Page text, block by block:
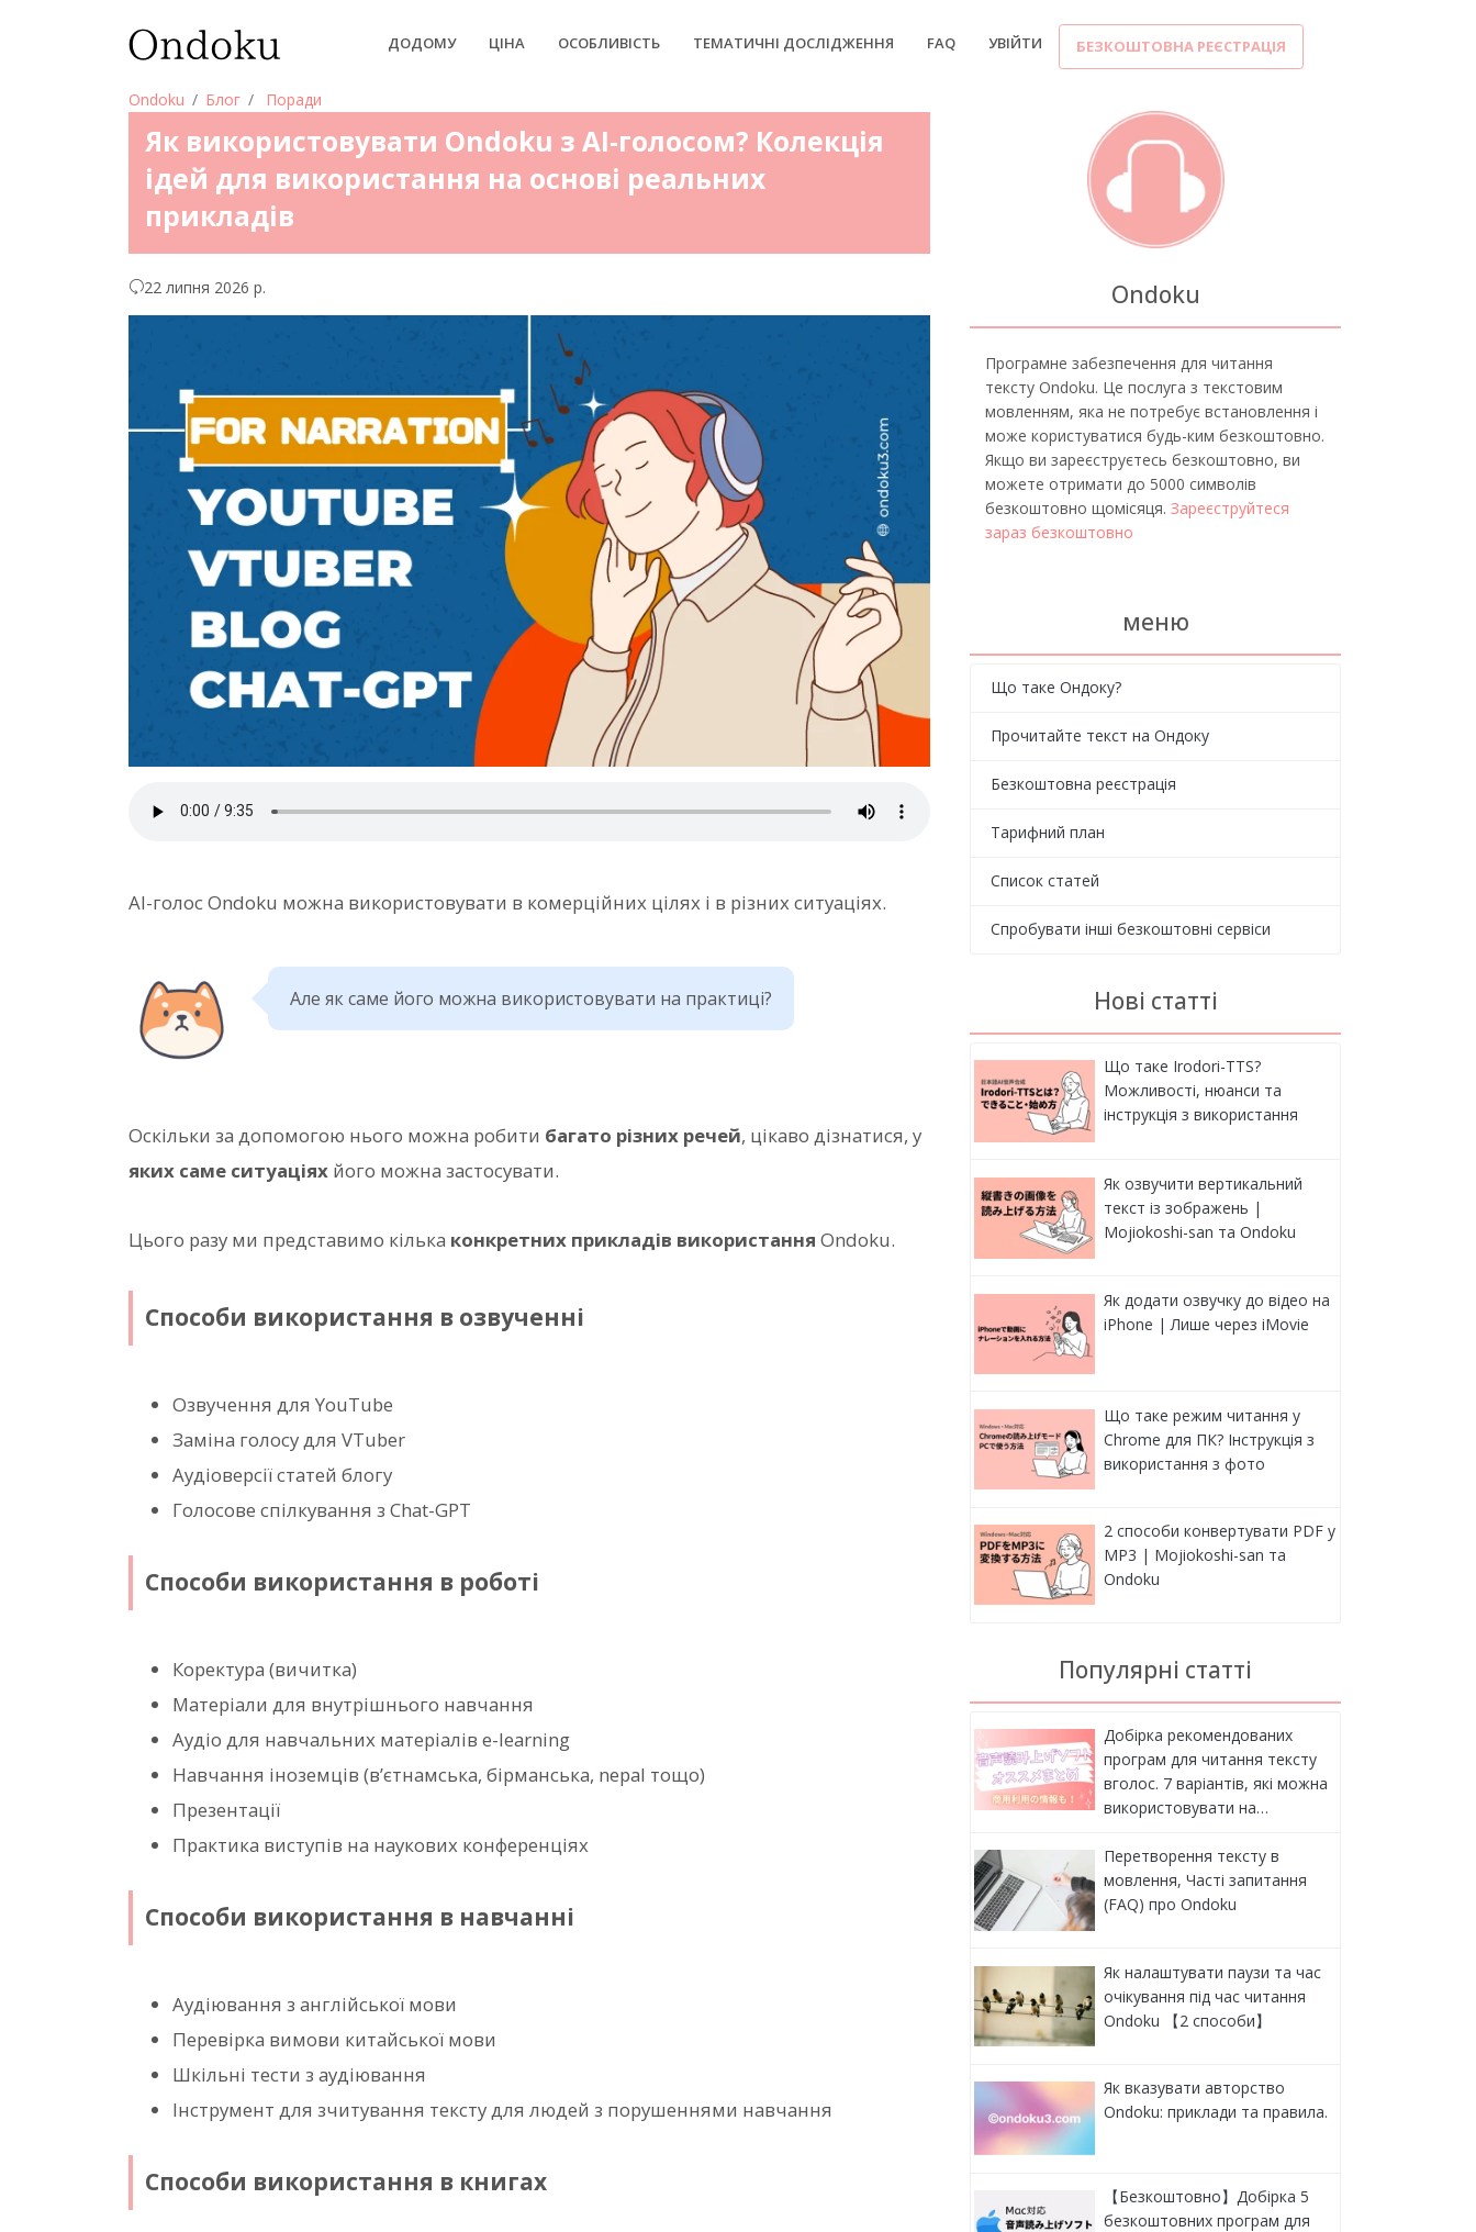
ДОДОМУ ЦІНА ОСОБЛИВІСТЬ ТЕМАТИЧНІ ДОСЛІДЖЕННЯ FAQ УВІЙТИ БЕЗКОШТОВНА РЕЄСТРАЦІЯ
Ondoku Блог Поради
Як використовувати Ondoku з AI-голосом? Колекція
ідей для використання на основі реальних
прикладів
22 липня 2026 р.
AI-голос Ondoku можна використовувати в комерційних цілях і в різних ситуаціях.
Але як саме його можна використовувати на практиці?
Оскільки за допомогою нього можна робити багато різних речей, цікаво дізнатися, у
яких саме ситуаціях його можна застосувати.
Цього разу ми представимо кілька конкретних прикладів використання Ondoku.
Способи використання в озвученні
Озвучення для YouTube
Заміна голосу для VTuber
Аудіоверсії статей блогу
Голосове спілкування з Chat-GPT
Способи використання в роботі
Коректура (вичитка)
Матеріали для внутрішнього навчання
Аудіо для навчальних матеріалів e-learning
Навчання іноземців (в’єтнамська, бірманська, nepal тощо)
Презентації
Практика виступів на наукових конференціях
Способи використання в навчанні
Аудіювання з англійської мови
Перевірка вимови китайської мови
Шкільні тести з аудіювання
Інструмент для зчитування тексту для людей з порушеннями навчання
Способи використання в книгах
Ondoku
Програмне забезпечення для читання
тексту Ondoku. Це послуга з текстовим
мовленням, яка не потребує встановлення і
може користуватися будь-ким безкоштовно.
Якщо ви зареєструєтесь безкоштовно, ви
можете отримати до 5000 символів
безкоштовно щомісяця. Зареєструйтеся
зараз безкоштовно
меню
Що таке Ондоку?
Прочитайте текст на Ондоку
Безкоштовна реєстрація
Тарифний план
Список статей
Спробувати інші безкоштовні сервіси
Нові статті
Що таке Irodori-TTS?
Можливості, нюанси та
інструкція з використання
Як озвучити вертикальний
текст із зображень |
Mojiokoshi-san та Ondoku
Як додати озвучку до відео на
iPhone | Лише через iMovie
Що таке режим читання у
Chrome для ПК? Інструкція з
використання з фото
2 способи конвертувати PDF у
MP3 | Mojiokoshi-san та
Ondoku
Популярні статті
Добірка рекомендованих
програм для читання тексту
вголос. 7 варіантів, які можна
використовувати на…
Перетворення тексту в
мовлення, Часті запитання
(FAQ) про Ondoku
Як налаштувати паузи та час
очікування під час читання
Ondoku 【2 способи】
Як вказувати авторство
Ondoku: приклади та правила.
【Безкоштовно】Добірка 5
безкоштовних програм для